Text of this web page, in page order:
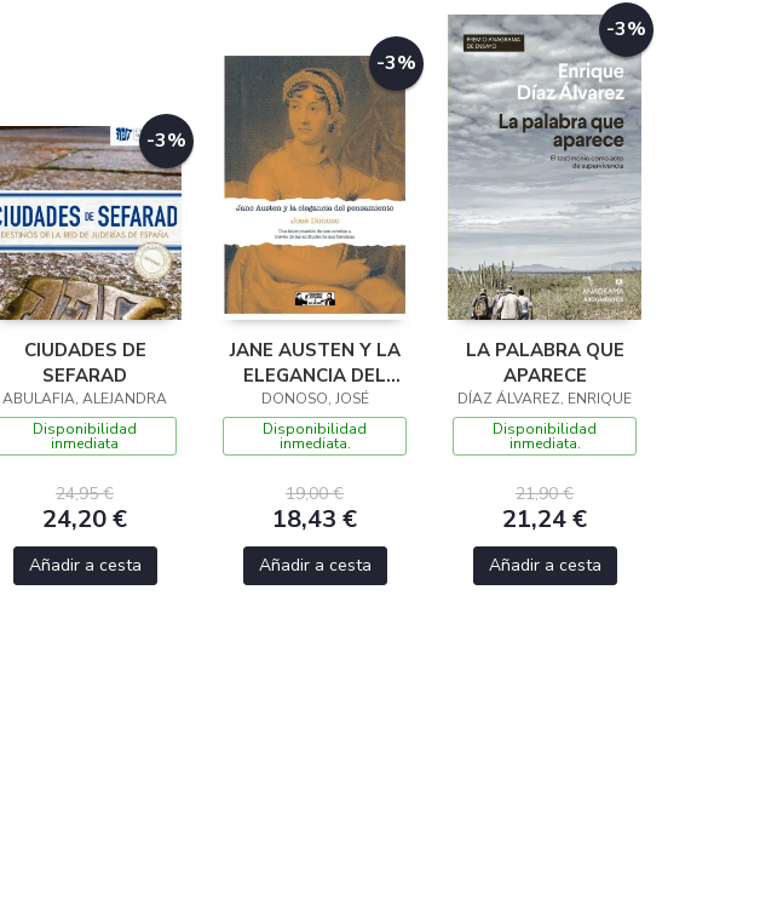
-3%
CIUDADES DE
SEFARAD
ABULAFIA, ALEJANDRA
Disponibilidad
inmediata
24,95 €
24,20 €
Añadir a cesta
-3%
JANE AUSTEN Y LA
ELEGANCIA DEL
PENSAMIENTO
DONOSO, JOSÉ
Disponibilidad
inmediata.
19,00 €
18,43 €
Añadir a cesta
-3%
LA PALABRA QUE
APARECE
DÍAZ ÁLVAREZ, ENRIQUE
Disponibilidad
inmediata.
21,90 €
21,24 €
Añadir a cesta